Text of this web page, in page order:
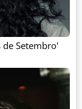
Setembro'